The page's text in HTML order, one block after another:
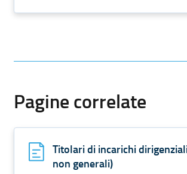
Pagine correlate
Titolari di incarichi
non generali)